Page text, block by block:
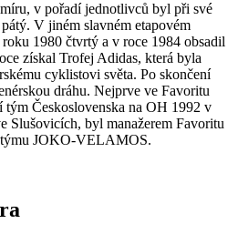
v pořadí jednotlivců byl při své
V jiném slavném etapovém
1980 čtvrtý a v roce 1984 obsadil
získal Trofej Adidas, která byla
cyklistovi světa. Po skončení
dráhu. Nejprve ve Favoritu
tým Československa na OH 1992 v
Slušovicích, byl manažerem Favoritu
týmu JOKO-VELAMOS.